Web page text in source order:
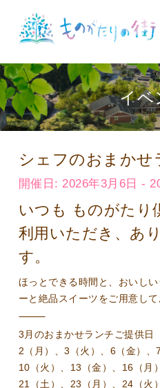
イベ
シェフのおまかせ
開催日: 2026年3月6日 -
いつも ものがたり
利用いただき、あ
す。
ほっとできる時間と、おいし
ーと絶品スイーツをご用意して
⸻
3月のおまかせランチご提供日
2（月）、3（火）、6（金）、
10（火）、13（金）、16（月
21（土）、23（月）、24（火